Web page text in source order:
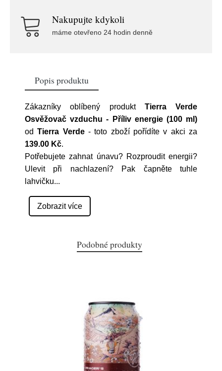
Nakupujte kdykoli
máme otevřeno 24 hodin denně
Popis produktu
Zákazníky oblíbený produkt Tierra Verde
Osvěžovač vzduchu - Příliv energie (100 ml)
odTierra Verde- toto zboží pořídíte v akci za
139.00 Kč.
Potřebujete zahnat únavu? Rozproudit energii?
Ulevit při nachlazení? Pak čapněte tuhle
lahvičku...
Zobrazit více
Podobné produkty